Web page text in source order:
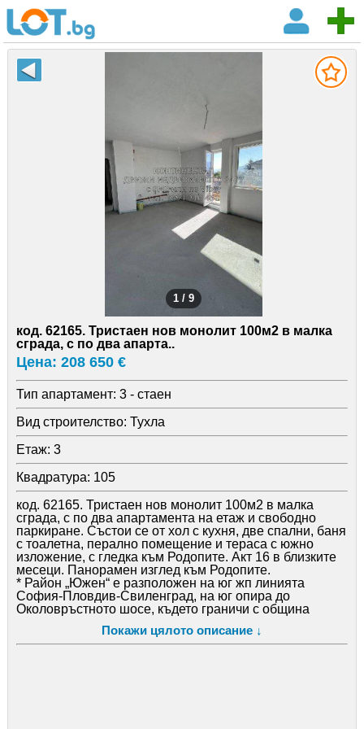
1 / 9
код. 62165. Тристаен нов монолит 100м2 в малка
сграда, с по два апарта..
Цена: 208 650 €
Тип апартамент: 3 - стаен
Вид строителство: Тухла
Етаж: 3
Квадратура: 105
код. 62165. Тристаен нов монолит 100м2 в малка
сграда, с по два апартамента на етаж и свободно
паркиране. Състои се от хол с кухня, две спални, баня
с тоалетна, перално помещение и тераса с южно
изложение, с гледка към Родопите. Акт 16 в близките
месеци. Панорамен изглед към Родопите.
* Район „Южен“ е разположен на юг жп линията
София-Пловдив-Свиленград, на юг опира до
Околовръстното шосе, където граничи с община
землищната граница между кварталите Коматево и
Прослав. В района влизат, Остромила, Беломорски,
Покажи цялото описание ↓